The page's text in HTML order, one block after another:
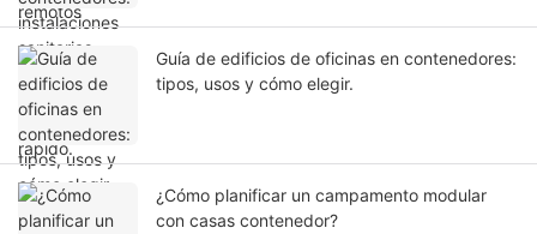
Guía de edificios de oficinas en contenedores:
tipos, usos y cómo elegir.
¿Cómo planificar un campamento modular
con casas contenedor?